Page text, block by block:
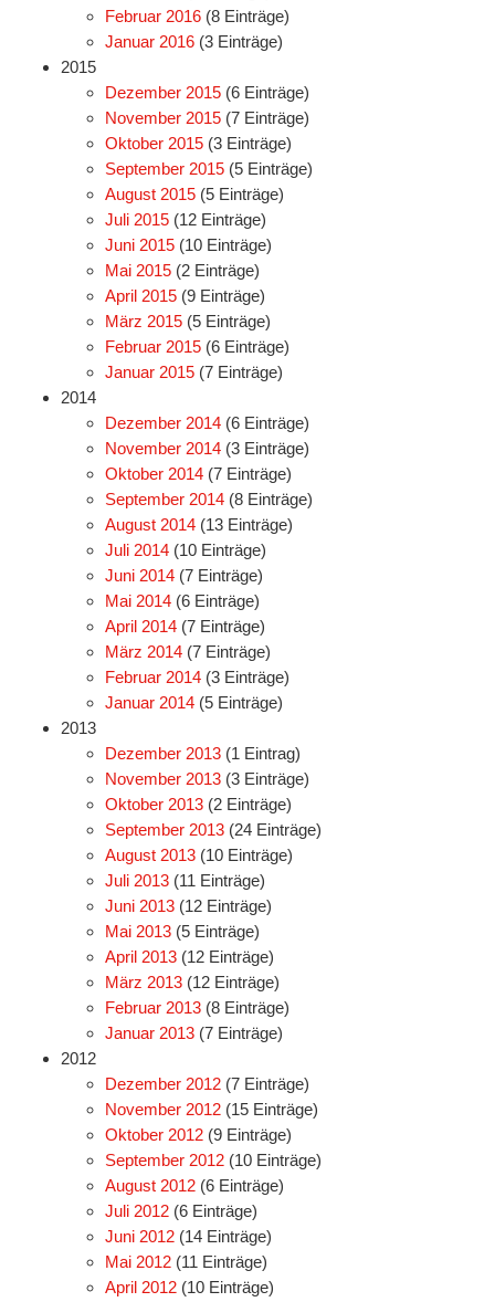
Februar 2016 (8 Einträge)
Januar 2016 (3 Einträge)
2015
Dezember 2015 (6 Einträge)
November 2015 (7 Einträge)
Oktober 2015 (3 Einträge)
September 2015 (5 Einträge)
August 2015 (5 Einträge)
Juli 2015 (12 Einträge)
Juni 2015 (10 Einträge)
Mai 2015 (2 Einträge)
April 2015 (9 Einträge)
März 2015 (5 Einträge)
Februar 2015 (6 Einträge)
Januar 2015 (7 Einträge)
2014
Dezember 2014 (6 Einträge)
November 2014 (3 Einträge)
Oktober 2014 (7 Einträge)
September 2014 (8 Einträge)
August 2014 (13 Einträge)
Juli 2014 (10 Einträge)
Juni 2014 (7 Einträge)
Mai 2014 (6 Einträge)
April 2014 (7 Einträge)
März 2014 (7 Einträge)
Februar 2014 (3 Einträge)
Januar 2014 (5 Einträge)
2013
Dezember 2013 (1 Eintrag)
November 2013 (3 Einträge)
Oktober 2013 (2 Einträge)
September 2013 (24 Einträge)
August 2013 (10 Einträge)
Juli 2013 (11 Einträge)
Juni 2013 (12 Einträge)
Mai 2013 (5 Einträge)
April 2013 (12 Einträge)
März 2013 (12 Einträge)
Februar 2013 (8 Einträge)
Januar 2013 (7 Einträge)
2012
Dezember 2012 (7 Einträge)
November 2012 (15 Einträge)
Oktober 2012 (9 Einträge)
September 2012 (10 Einträge)
August 2012 (6 Einträge)
Juli 2012 (6 Einträge)
Juni 2012 (14 Einträge)
Mai 2012 (11 Einträge)
April 2012 (10 Einträge)